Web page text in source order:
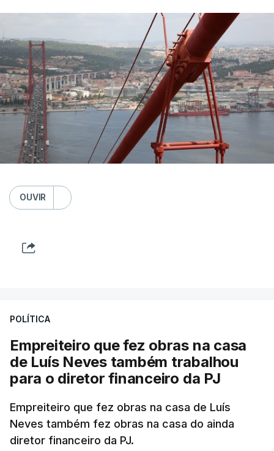
OUVIR
POLÍTICA
Empreiteiro que fez obras na casa
de Luís Neves também trabalhou
para o diretor financeiro da PJ
Empreiteiro que fez obras na casa de Luís
Neves também fez obras na casa do ainda
diretor financeiro da PJ.